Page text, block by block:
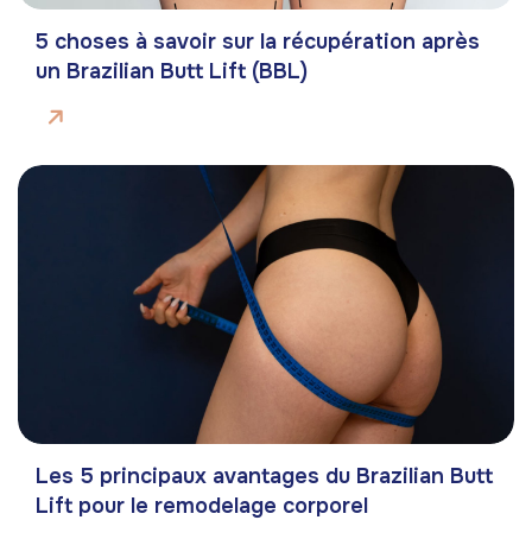
5 choses à savoir sur la récupération après
un Brazilian Butt Lift (BBL)
Les 5 principaux avantages du Brazilian Butt
Lift pour le remodelage corporel